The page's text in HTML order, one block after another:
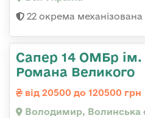
22 окрема механізована
Сапер 14 ОМБр ім.
Романа Великого
від 20500 до 120500 грн
Володимир, Волинська